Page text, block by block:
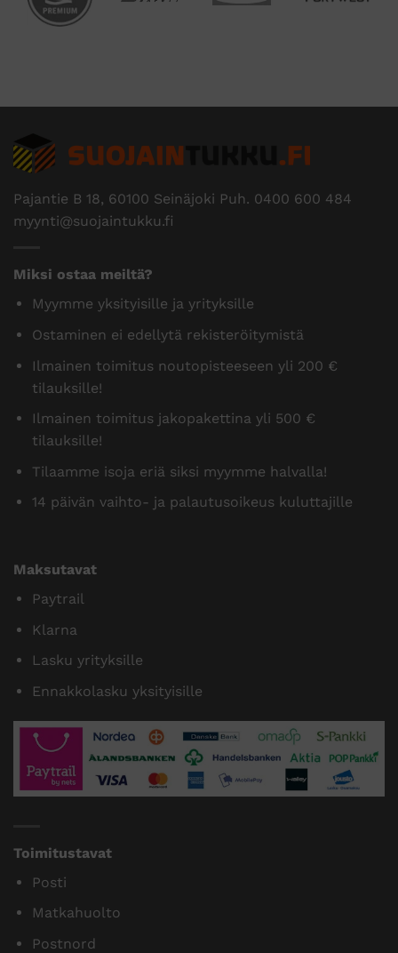
Pajantie B 18, 60100 Seinäjoki Puh. 0400 600 484
myynti@suojaintukku.fi
Miksi ostaa meiltä?
Myymme yksityisille ja yrityksille
Ostaminen ei edellytä rekisteröitymistä
Ilmainen toimitus noutopisteeseen yli 200 €
tilauksille!
Ilmainen toimitus jakopakettina yli 500 €
tilauksille!
Tilaamme isoja eriä siksi myymme halvalla!
14 päivän vaihto- ja palautusoikeus kuluttajille
Maksutavat
Paytrail
Klarna
Lasku yrityksille
Ennakkolasku yksityisille
Toimitustavat
Posti
Matkahuolto
Postnord